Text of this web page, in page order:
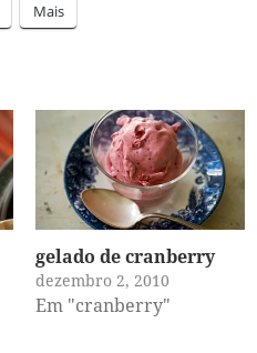
Mais
gelado de cranberry
dezembro 2, 2010
Em "cranberry"